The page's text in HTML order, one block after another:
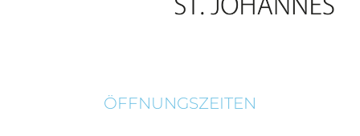
ÖFFNUNGSZEITEN